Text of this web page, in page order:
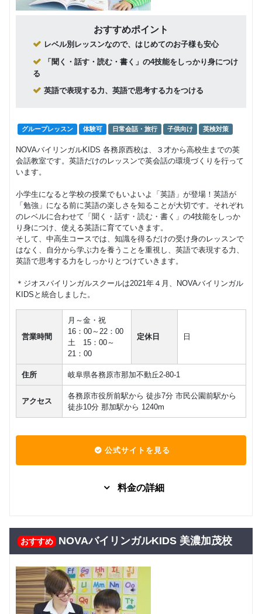
おすすめポイント
レベル別レッスンなので、はじめてのお子様も安心
「聞く・話す・読む・書く」の4技能をしっかり身につけ
る
英語で表現する力、英語で思考する力をつける
グループレッスン 体験可 日常会話・旅行 子供向け 英検対策
NOVAバイリンガルKIDS 各務原西校は、３才から高校生までの英
会話教室です。英語だけのレッスンで英会話の環境づくりを行って
います。
小学生になると学校の授業でもいよいよ「英語」が登場！英語が
「勉強」になる前に英語の楽しさを知ることが大切です。それぞれ
のレベルに合わせて「聞く・話す・読む・書く」の4技能をしっか
り身につけ、使える英語に育てていきます。
そして、中高生コースでは、知識を得るだけの受け身のレッスンで
はなく、自分から学ぶ力を養うことを重視し、英語で表現する力、
英語で思考する力をしっかりとつけていきます。
＊ジオスバイリンガルスクールは2021年４月、NOVAバイリンガル
KIDSと統合しました。
営業時間
月～金・祝
16：00～22：00
土 15：00～
21：00
定休日 日
住所 岐阜県各務原市那加不動丘2-80-1
アクセス
各務原市役所前駅から 徒歩7分 市民公園前駅から
徒歩10分 那加駅から 1240m
公式サイトを見る
料金の詳細
7,480 円(税込) / 月
回数：4 / 1セッション40分
Class5 小学生
グループレッスン
8,000円(税込) / 月
回数：4 / 1セッション40分
おすすめ NOVAバイリンガルKIDS 美濃加茂校